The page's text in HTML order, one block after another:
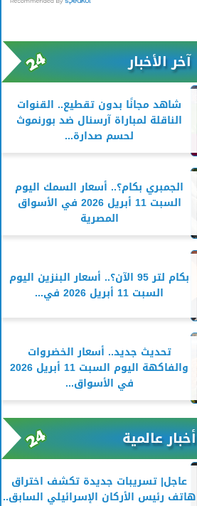
آخر الأخبار
شاهد مجانًا بدون تقطيع.. القنوات
الناقلة لمباراة آرسنال ضد بورنموث
لحسم صدارة...
الجمبري بكام؟.. أسعار السمك اليوم
السبت 11 أبريل 2026 في الأسواق
المصرية
بكام لتر 95 الآن؟.. أسعار البنزين اليوم
السبت 11 أبريل 2026 في...
تحديث جديد.. أسعار الخضروات
والفاكهة اليوم السبت 11 أبريل 2026
في الأسواق...
أخبار عالمية
عاجل| تسريبات جديدة تكشف اختراق
هاتف رئيس الأركان الإسرائيلي السابق..